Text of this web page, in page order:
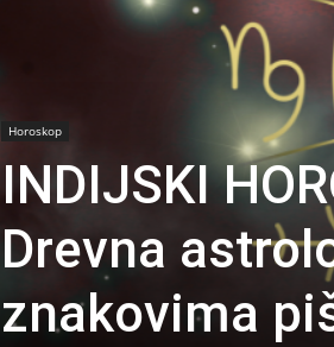
Horoskop
INDIJSKI
Drevna
znakovima